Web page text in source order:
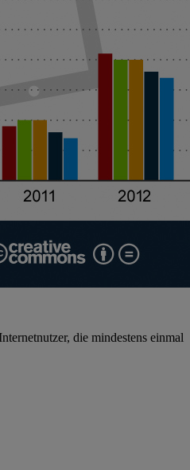
die mindestens einmal